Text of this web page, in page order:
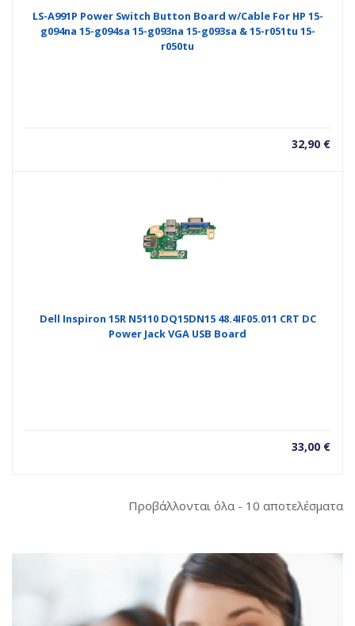
LS-A991P Power Switch Button Board w/Cable For HP 15-
g094na 15-g094sa 15-g093na 15-g093sa & 15-r051tu 15-
r050tu
32,90 €
Dell Inspiron 15R N5110 DQ15DN15 48.4IF05.011 CRT DC
Power Jack VGA USB Board
33,00 €
Προβάλλονται όλα - 10 αποτελέσματα